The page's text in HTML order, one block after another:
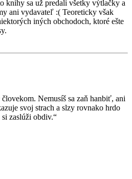
knihy sa už predali všetky výtlačky a
ani vydavateľ :( Teoreticky však
iných obchodoch, ktoré ešte
Nemusíš sa zaň hanbiť, ani
svoj strach a slzy rovnako hrdo
zaslúži obdiv.